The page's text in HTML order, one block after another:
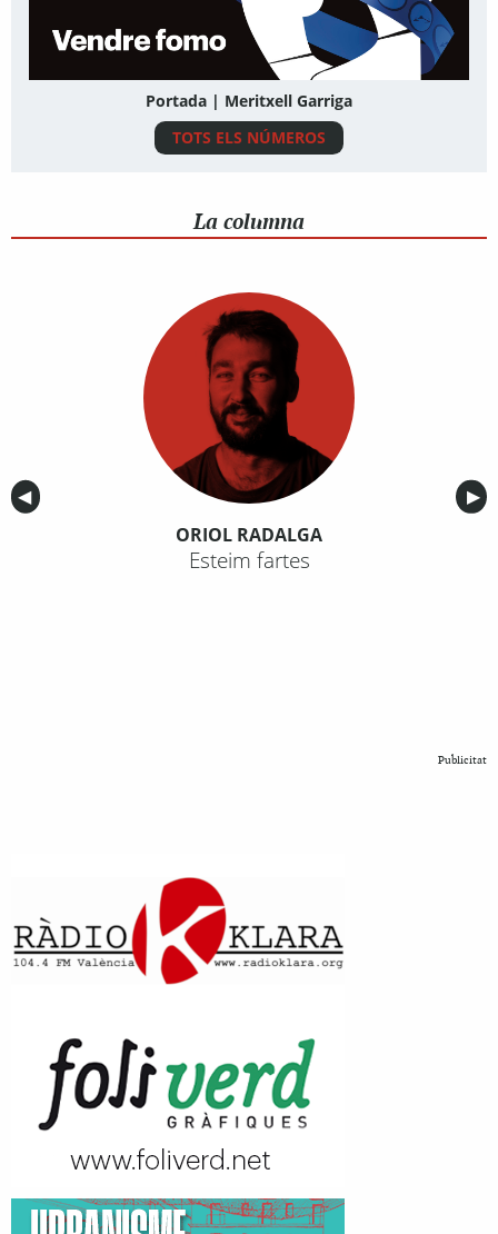
Portada | Meritxell Garriga
TOTS ELS NÚMEROS
La columna
Anterior
◀︎ ▶︎
ORIOL RADALGA
Esteim fartes
Publicitat